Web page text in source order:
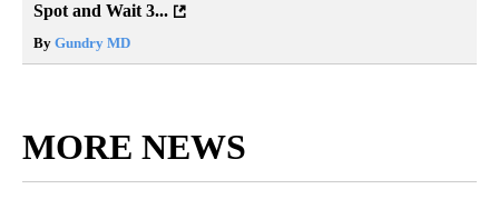
Spot and Wait 3...
By Gundry MD
MORE NEWS